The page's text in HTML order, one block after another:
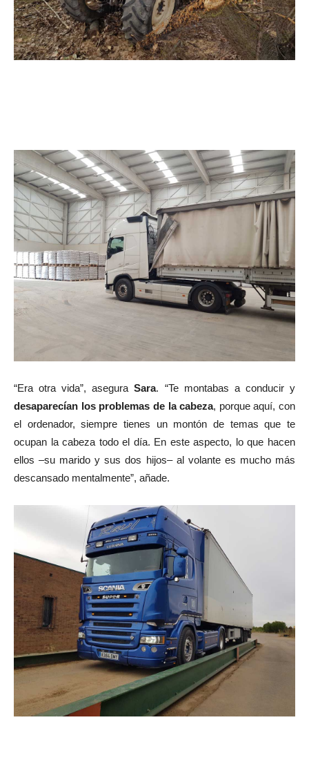
“Era otra vida”, aseguraSara. “Te montabas a conducir y
desaparecían los problemas de la cabeza, porque aquí, con
el ordenador, siempre tienes un montón de temas que te
ocupan la cabeza todo el día. En este aspecto, lo que hacen
ellos –su marido y sus dos hijos– al volante es mucho más
descansado mentalmente”, añade.